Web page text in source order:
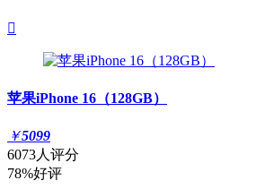

苹果iPhone 16（128GB）
￥5099
6073人评分
78%好评